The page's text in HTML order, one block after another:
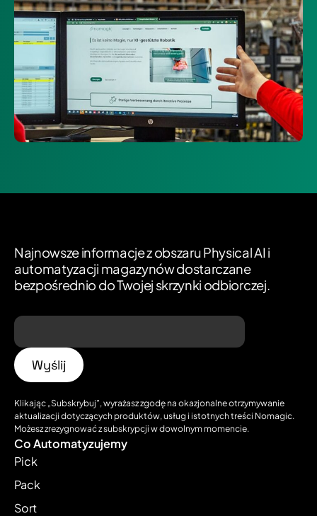
Najnowsze informacje z obszaru Physical AI i
automatyzacji magazynów dostarczane
bezpośrednio do Twojej skrzynki odbiorczej.
Klikając „Subskrybuj”, wyrażasz zgodę na okazjonalne otrzymywanie
aktualizacji dotyczących produktów, usług i istotnych treści Nomagic.
Możesz zrezygnować z subskrypcji w dowolnym momencie.
Co Automatyzujemy
Pick
Pack
Sort